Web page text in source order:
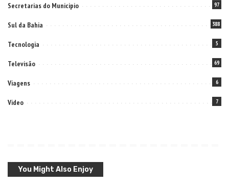
Secretarias do Municipio 97
Sul da Bahia 388
Tecnologia 5
Televisão 69
Viagens 6
Video 7
You Might Also Enjoy